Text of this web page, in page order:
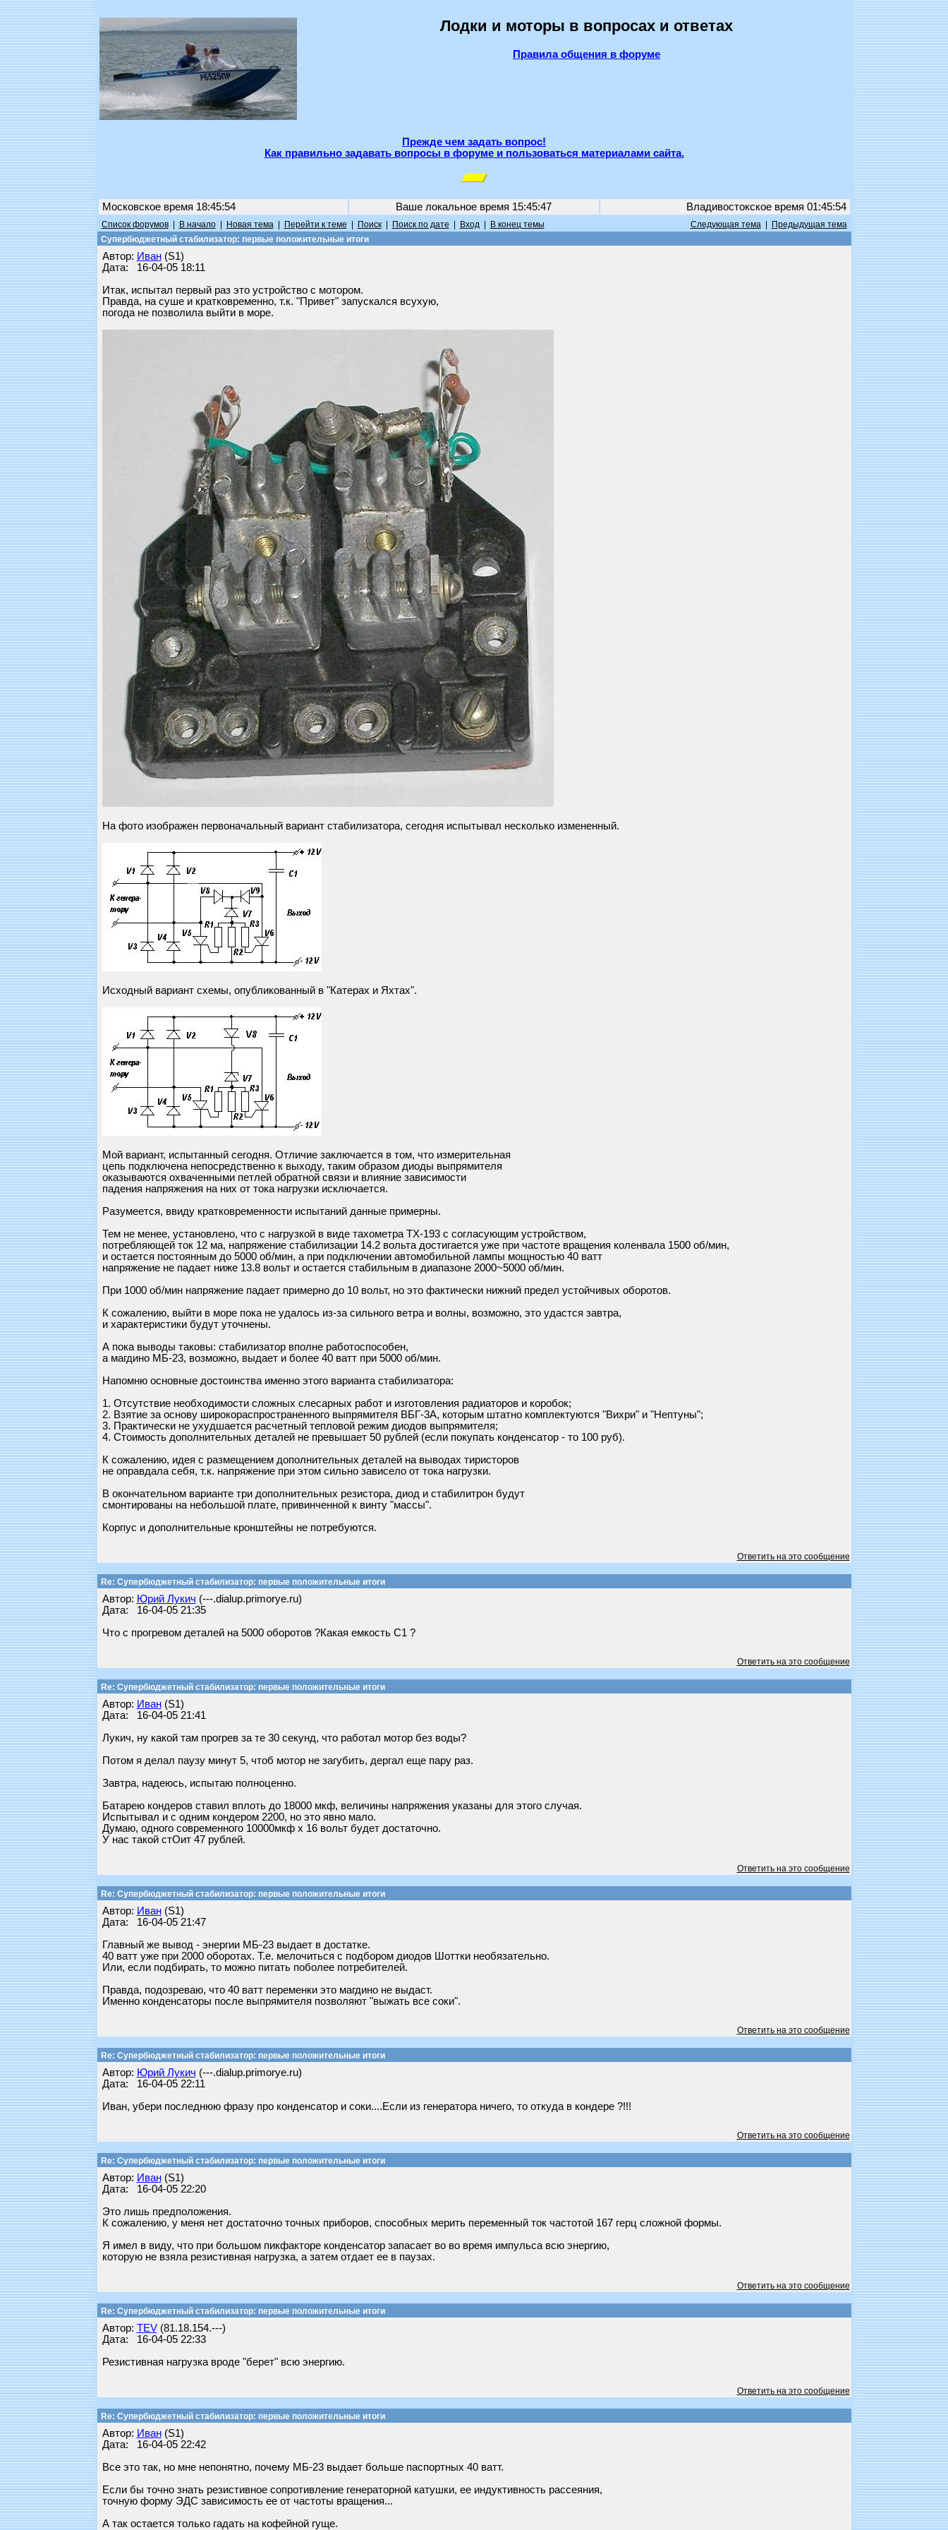
Лодки и моторы в вопросах и ответах
Правила общения в форуме
Прежде чем задать вопрос!
Как правильно задавать вопросы в форуме и пользоваться материалами сайта.
Московское время 18:45:54 Ваше локальное время 15:45:47 Владивостокское время 01:45:54
Список форумов| В начало| Новая тема| Перейти к теме Поиск| Поиск по дате Вход| В конец темы Следующая тема|
Предыдущая тема
Супербюджетный стабилизатор: первые положительные итоги
Автор: Иван(S1)
Дата: 16-04-05 18:11
Итак, испытал первый раз это устройство с мотором.
Правда, на суше и кратковременно, т.к. "Привет" запускался всухую,
погода не позволила выйти в море.
На фото изображен первоначальный вариант стабилизатора, сегодня испытывал несколько измененный.
Исходный вариант схемы, опубликованный в "Катерах и Яхтах".
Мой вариант, испытанный сегодня. Отличие заключается в том, что измерительная
цепь подключена непосредственно к выходу, таким образом диоды выпрямителя
оказываются охваченными петлей обратной связи и влияние зависимости
падения напряжения на них от тока нагрузки исключается.
Разумеется, ввиду кратковременности испытаний данные примерны.
Тем не менее, установлено, что с нагрузкой в виде тахометра ТХ-193 с согласующим устройством,
потребляющей ток 12 ма, напряжение стабилизации 14.2 вольта достигается уже при частоте вращения коленвала 1500 об/мин,
и остается постоянным до 5000 об/мин, а при подключении автомобильной лампы мощностью 40 ватт
напряжение не падает ниже 13.8 вольт и остается стабильным в диапазоне 2000~5000 об/мин.
При 1000 об/мин напряжение падает примерно до 10 вольт, но это фактически нижний предел устойчивых оборотов.
К сожалению, выйти в море пока не удалось из-за сильного ветра и волны, возможно, это удастся завтра,
и характеристики будут уточнены.
А пока выводы таковы: стабилизатор вполне работоспособен,
а магдино МБ-23, возможно, выдает и более 40 ватт при 5000 об/мин.
Напомню основные достоинства именно этого варианта стабилизатора:
1. Отсутствие необходимости сложных слесарных работ и изготовления радиаторов и коробок;
2. Взятие за основу широкораспространенного выпрямителя ВБГ-3А, которым штатно комплектуются "Вихри" и "Нептуны";
3. Практически не ухудшается расчетный тепловой режим диодов выпрямителя;
4. Стоимость дополнительных деталей не превышает 50 рублей (если покупать конденсатор - то 100 руб).
К сожалению, идея с размещением дополнительных деталей на выводах тиристоров
не оправдала себя, т.к. напряжение при этом сильно зависело от тока нагрузки.
В окончательном варианте три дополнительных резистора, диод и стабилитрон будут
смонтированы на небольшой плате, привинченной к винту "массы".
Корпус и дополнительные кронштейны не потребуются.
Ответить на это сообщение
Re: Супербюджетный стабилизатор: первые положительные итоги
Автор: Юрий Лукич (---.dialup.primorye.ru)
Дата: 16-04-05 21:35
Что с прогревом деталей на 5000 оборотов ?Какая емкость С1 ?
Ответить на это сообщение
Re: Супербюджетный стабилизатор: первые положительные итоги
Автор: Иван(S1)
Дата: 16-04-05 21:41
Лукич, ну какой там прогрев за те 30 секунд, что работал мотор без воды?
Потом я делал паузу минут 5, чтоб мотор не загубить, дергал еще пару раз.
Завтра, надеюсь, испытаю полноценно.
Батарею кондеров ставил вплоть до 18000 мкф, величины напряжения указаны для этого случая.
Испытывал и с одним кондером 2200, но это явно мало.
Думаю, одного современного 10000мкф х 16 вольт будет достаточно.
У нас такой стОит 47 рублей.
Ответить на это сообщение
Re: Супербюджетный стабилизатор: первые положительные итоги
Автор: Иван(S1)
Дата: 16-04-05 21:47
Главный же вывод - энергии МБ-23 выдает в достатке.
40 ватт уже при 2000 оборотах. Т.е. мелочиться с подбором диодов Шоттки необязательно.
Или, если подбирать, то можно питать поболее потребителей.
Правда, подозреваю, что 40 ватт переменки это магдино не выдаст.
Именно конденсаторы после выпрямителя позволяют "выжать все соки".
Ответить на это сообщение
Re: Супербюджетный стабилизатор: первые положительные итоги
Автор: Юрий Лукич (---.dialup.primorye.ru)
Дата: 16-04-05 22:11
Иван, убери последнюю фразу про конденсатор и соки....Если из генератора ничего, то откуда в кондере ?!!!
Ответить на это сообщение
Re: Супербюджетный стабилизатор: первые положительные итоги
Автор: Иван(S1)
Дата: 16-04-05 22:20
Это лишь предположения.
К сожалению, у меня нет достаточно точных приборов, способных мерить переменный ток частотой 167 герц сложной формы.
Я имел в виду, что при большом пикфакторе конденсатор запасает во во время импульса всю энергию,
которую не взяла резистивная нагрузка, а затем отдает ее в паузах.
Ответить на это сообщение
Re: Супербюджетный стабилизатор: первые положительные итоги
Автор: TEV(81.18.154.---)
Дата: 16-04-05 22:33
Резистивная нагрузка вроде "берет" всю энергию.
Ответить на это сообщение
Re: Супербюджетный стабилизатор: первые положительные итоги
Автор: Иван(S1)
Дата: 16-04-05 22:42
Все это так, но мне непонятно, почему МБ-23 выдает больше паспортных 40 ватт.
Если бы точно знать резистивное сопротивление генераторной катушки, ее индуктивность рассеяния,
точную форму ЭДС зависимость ее от частоты вращения...
А так остается только гадать на кофейной гуще.